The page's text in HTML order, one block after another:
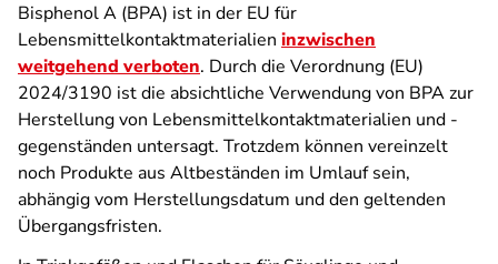
Bisphenol A (BPA) ist in der EU für
Lebensmittelkontaktmaterialien inzwischen
weitgehend verboten. Durch die Verordnung (EU)
2024/3190 ist die absichtliche Verwendung von BPA zur
Herstellung von Lebensmittelkontaktmaterialien und -
gegenständen untersagt. Trotzdem können vereinzelt
noch Produkte aus Altbeständen im Umlauf sein,
abhängig vom Herstellungsdatum und den geltenden
Übergangsfristen.